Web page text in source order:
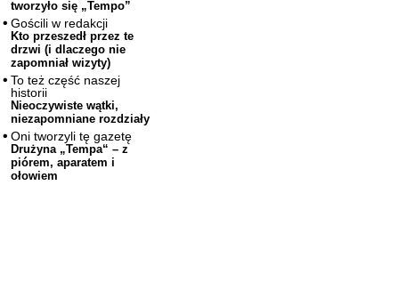
tworzyło się „Tempo”
Gościli w redakcji
Kto przeszedł przez te
drzwi (i dlaczego nie
zapomniał wizyty)
To też część naszej
historii
Nieoczywiste wątki,
niezapomniane rozdziały
Oni tworzyli tę gazetę
Drużyna „Tempa“ – z
piórem, aparatem i
ołowiem